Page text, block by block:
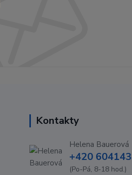
Kontakty
Helena Bauerová
+420
(Po-Pá, 8-18 hod.)